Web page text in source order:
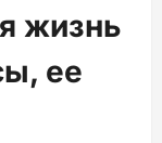
жизнь
ее